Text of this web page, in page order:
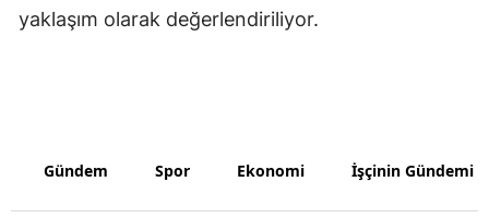
Batman
Şırnak
yaklaşım olarak değerlendiriliyor.
Gündem Spor Ekonomi İşçinin Gündemi